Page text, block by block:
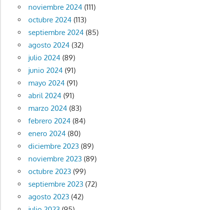
noviembre 2024(111)
octubre 2024(113)
septiembre 2024(85)
agosto 2024(32)
julio 2024(89)
junio 2024(91)
mayo 2024(91)
abril 2024(91)
marzo 2024(83)
febrero 2024(84)
enero 2024(80)
diciembre 2023(89)
noviembre 2023(89)
octubre 2023(99)
septiembre 2023(72)
agosto 2023(42)